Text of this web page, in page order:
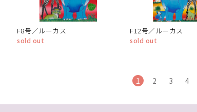
F8号／ルーカス
sold out
F12号／ルーカス
sold out
1 2 3 4